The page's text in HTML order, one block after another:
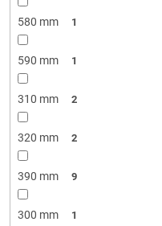
580 mm 1
590 mm 1
310 mm 2
320 mm 2
390 mm 9
300 mm 1